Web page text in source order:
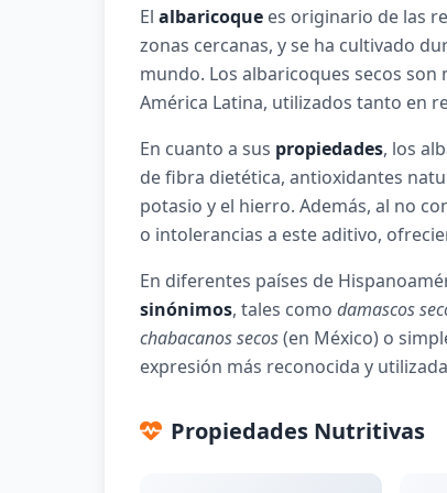
El albaricoquees originario de las
zonas cercanas, y se ha cultivado
mundo. Los albaricoques secos
América Latina, utilizados tanto en
En cuanto a sus propiedades, los
de fibra dietética, antioxidantes
potasio y el hierro. Además, al no
o intolerancias a este aditivo,
En diferentes países de
sinónimos, tales como damascos
chabacanos secos(en México) o
expresión más reconocida y
Propiedades Nutritivas